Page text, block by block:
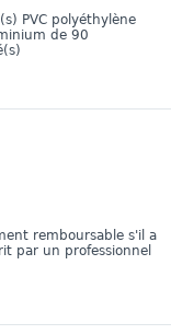
PVC polyéthylène
de 90
remboursable s'il a
par un professionnel